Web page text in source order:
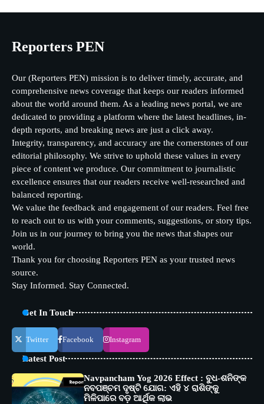
Reporters PEN
Our (Reporters PEN) mission is to deliver timely, accurate, and
comprehensive news coverage that keeps our readers informed
about the world around them. As a leading news portal, we are
dedicated to providing a platform where the latest headlines, in-
depth reports, and breaking news are just a click away.
Integrity, transparency, and accuracy are the cornerstones of our
editorial philosophy. We strive to uphold these values in every
piece of content we produce. Our commitment to journalistic
excellence ensures that our readers receive well-researched and
balanced reporting.
We value the feedback and engagement of our readers. Feel free
to reach out to us with your comments, suggestions, or story tips.
Join us in our journey to bring you the news that shapes our
world.
Thank you for choosing Reporters PEN as your trusted news
source.
Stay Informed. Stay Connected.
Get In Touch
Twitter Facebook Instagram
Latest Post
Navpancham Yog 2026 Effect : ବୁଧ-ଶନିଙ୍କ
ନବପଞ୍ଚମ ଦୃଷ୍ଟି ଯୋଗ: ଏହି ୪ ରାଶିଙ୍କୁ
ମିଳିପାରେ ବଡ଼ ଆର୍ଥିକ ଲାଭ